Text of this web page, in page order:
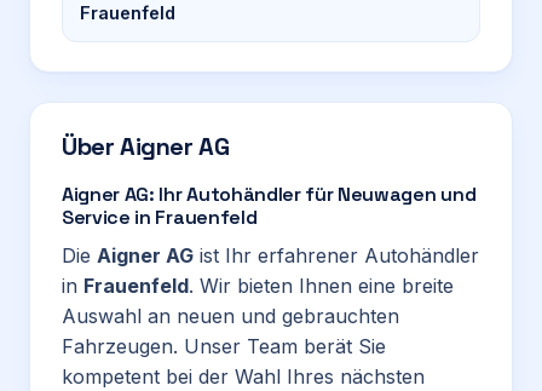
Frauenfeld
ÜberAigner AG
Aigner AG: Ihr Autohändler für Neuwagen und
Service in Frauenfeld
Die Aigner AG ist Ihr erfahrener Autohändler
in Frauenfeld. Wir bieten Ihnen eine breite
Auswahl an neuen und gebrauchten
Fahrzeugen. Unser Team berät Sie
kompetent bei der Wahl Ihres nächsten